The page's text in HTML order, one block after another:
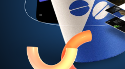
сертификат
об окончании курса
видеоуроки, бонусы,
домашние задания